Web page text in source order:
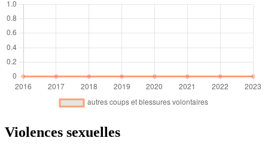
Violences sexuelles